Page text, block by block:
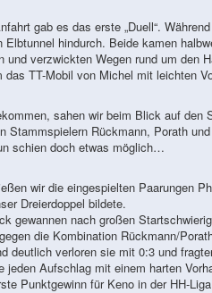
gab es das erste „Duell“.
Elbtunnel hindurch. Beide kamen
und verzwickten Wegen rund um den
das TT-Mobil von Michel mit leichten
sahen wir beim Blick auf
Stammspielern Rückmann, Porath
schien doch etwas möglich…
wir die eingespielten Paarungen
Dreierdoppel bildete.
gewannen nach großen
die Kombination Rückmann/
deutlich verloren sie mit 0:3 und
jeden Aufschlag mit einem harten
Punktgewinn für Keno in der HH-